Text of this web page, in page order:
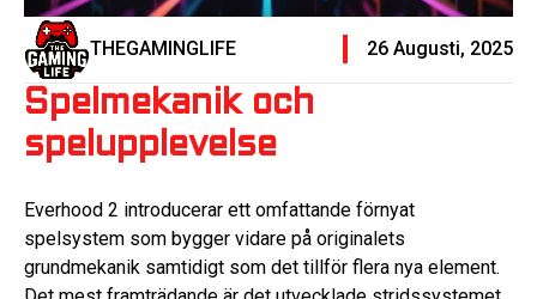
THEGAMINGLIFE 26 Augusti, 2025
Spelmekanik och
spelupplevelse
Everhood 2 introducerar ett omfattande förnyat
spelsystem som bygger vidare på originalets
grundmekanik samtidigt som det tillför flera nya element.